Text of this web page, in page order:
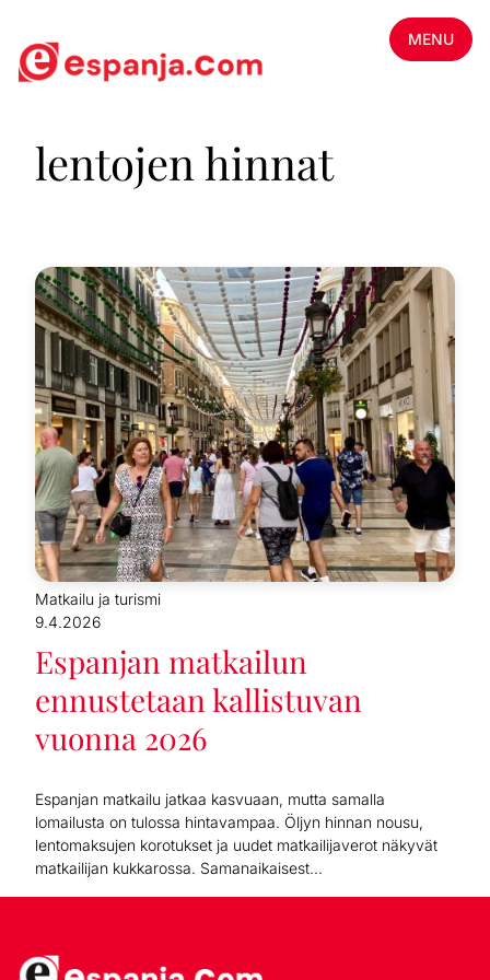
MENU
lentojen hinnat
Matkailu ja turismi
9.4.2026
Espanjan matkailun
ennustetaan kallistuvan
vuonna 2026
Espanjan matkailu jatkaa kasvuaan, mutta samalla
lomailusta on tulossa hintavampaa. Öljyn hinnan nousu,
lentomaksujen korotukset ja uudet matkailijaverot näkyvät
matkailijan kukkarossa. Samanaikaisest...